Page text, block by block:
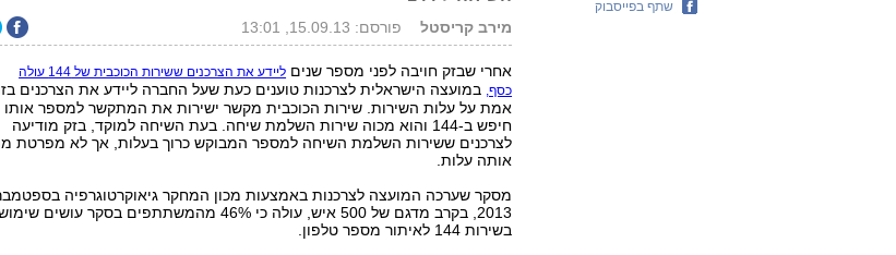
מירב קריסטל פורסם: 15.09.13, 13:01
אחרי שבזק חויבה לפני מספר שנים
ליידע את הצרכנים ששירות הכוכבית של 144 עולה
כסף, במועצה הישראלית לצרכנות טוענים כעת שעל החברה ליידע את הצרכנים
אמת על עלות השירות. שירות הכוכבית מקשר ישירות את המתקשר למספר אותו
חיפש ב-144 והוא מכוה שירות השלמת שיחה. בעת השיחה למוקד, בזק מודיעה
לצרכנים ששירות השלמת השיחה למספר המבוקש כרוך בעלות, אך לא מפרטת
אותה עלות.
מסקר שערכה המועצה לצרכנות באמצעות מכון המחקר גיאוקרטוגרפיה
2013, בקרב מדגם של 500 איש, עולה כי 46% מהמשתתפים בסקר עושים
בשירות 144 לאיתור מספר טלפון.
שתף בפייסבוק